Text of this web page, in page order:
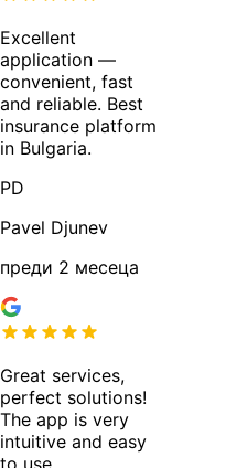
Excellent
application —
convenient, fast
and reliable. Best
insurance platform
in Bulgaria.
PD
Pavel Djunev
преди 2 месеца
Great services,
perfect solutions!
The app is very
intuitive and easy